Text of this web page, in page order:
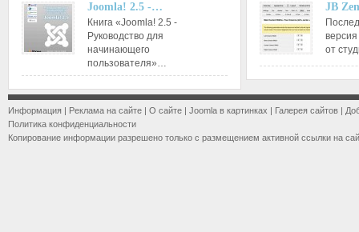
Joomla! 2.5 -…
Книга «Joomla! 2.5 -
Руководство для
начинающего
пользователя»…
JB
от
Информация | Реклама на сайте | О сайте | Joomla в картинках | Галерея сайтов |
Политика конфиденциальности
Копирование информации разрешено только с размещением активной ссылки на